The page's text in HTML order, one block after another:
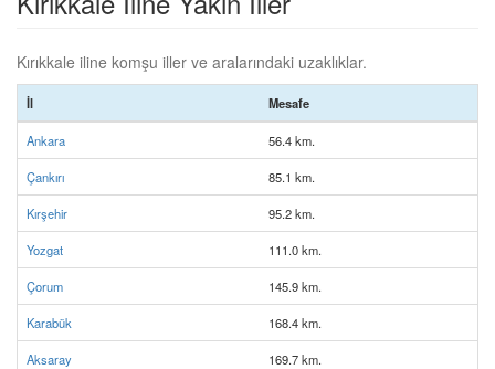
Kırıkkale iline komşu iller ve aralarındaki uzaklıklar.
İl Mesafe
Ankara 56.4 km.
Çankırı 85.1 km.
Kırşehir 95.2 km.
Yozgat 111.0 km.
Çorum 145.9 km.
Karabük 168.4 km.
Aksaray 169.7 km.